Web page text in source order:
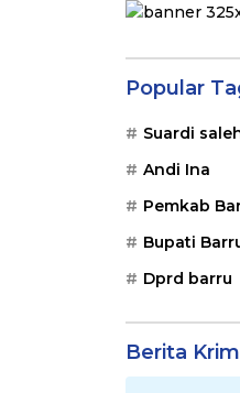
Popular
Suardi
Andi Ina
Pemkab
Bupati
Dprd barru
Berita